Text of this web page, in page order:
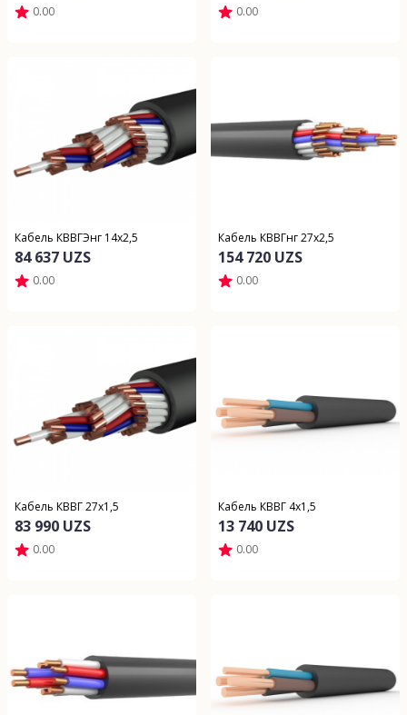
0.00 0.00
Кабель КВВГЭнг 14х2,5
84 637 UZS
0.00
Кабель КВВГнг 27х2,5
154 720 UZS
0.00
Кабель КВВГ 27х1,5
83 990 UZS
0.00
Кабель КВВГ 4х1,5
13 740 UZS
0.00